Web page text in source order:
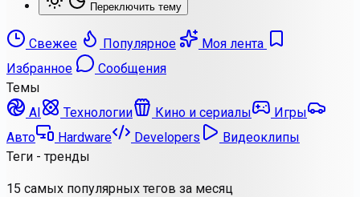
Переключить тему
Свежее Популярное
Моя лента
Избранное
Сообщения
Темы
AI
Технологии Кино и сериалы
Игры
Авто
Hardware Developers
Видеоклипы
Теги - тренды
15 самых популярных тегов за месяц